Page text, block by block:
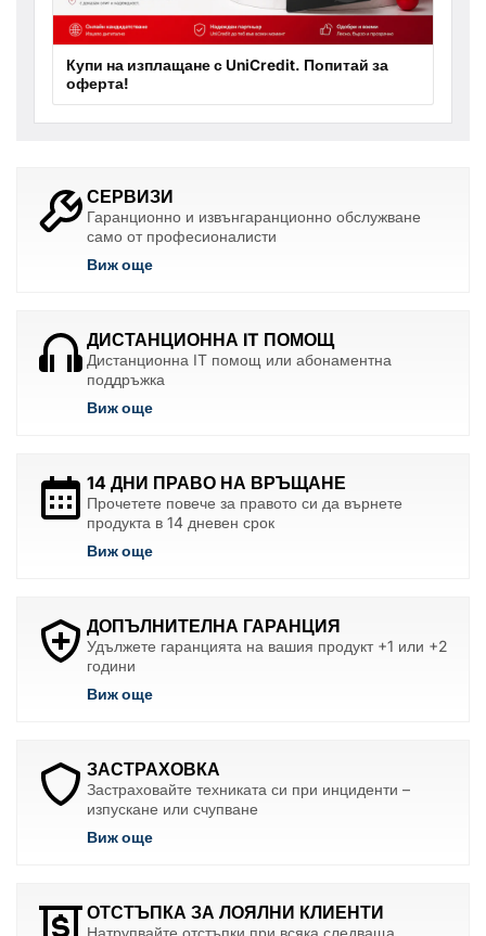
Купи на изплащане с UniCredit. Попитай за
оферта!
СЕРВИЗИ
Гаранционно и извънгаранционно обслужване
само от професионалисти
Виж още
ДИСТАНЦИОННА IT ПОМОЩ
Дистанционна IT помощ или абонаментна
поддръжка
Виж още
14 ДНИ ПРАВО НА ВРЪЩАНЕ
Прочетете повече за правото си да върнете
продукта в 14 дневен срок
Виж още
ДОПЪЛНИТЕЛНА ГАРАНЦИЯ
Удължете гаранцията на вашия продукт +1 или +2
години
Виж още
ЗАСТРАХОВКА
Застраховайте техниката си при инциденти –
изпускане или счупване
Виж още
ОТСТЪПКА ЗА ЛОЯЛНИ КЛИЕНТИ
Натрупвайте отстъпки при всяка следваща